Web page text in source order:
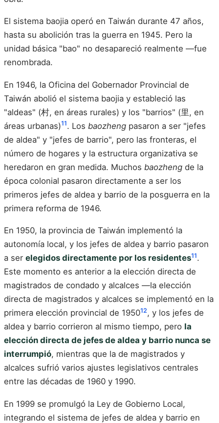
El sistema baojia operó en Taiwán durante 47 años,
hasta su abolición tras la guerra en 1945. Pero la
unidad básica "bao" no desapareció realmente —fue
renombrada.
En 1946, la Oficina del Gobernador Provincial de
Taiwán abolió el sistema baojia y estableció las
"aldeas" (村, en áreas rurales) y los "barrios" (里, en
áreas urbanas)11. Los baozheng pasaron a ser "jefes
de aldea" y "jefes de barrio", pero las fronteras, el
número de hogares y la estructura organizativa se
heredaron en gran medida. Muchos baozheng de la
época colonial pasaron directamente a ser los
primeros jefes de aldea y barrio de la posguerra en la
primera reforma de 1946.
En 1950, la provincia de Taiwán implementó la
autonomía local, y los jefes de aldea y barrio pasaron
a ser elegidos directamente por los residentes11.
Este momento es anterior a la elección directa de
magistrados de condado y alcalces —la elección
directa de magistrados y alcalces se implementó en la
primera elección provincial de 195012, y los jefes de
aldea y barrio corrieron al mismo tiempo, pero la
elección directa de jefes de aldea y barrio nunca se
interrumpió, mientras que la de magistrados y
alcalces sufrió varios ajustes legislativos centrales
entre las décadas de 1960 y 1990.
En 1999 se promulgó la Ley de Gobierno Local,
integrando el sistema de jefes de aldea y barrio en